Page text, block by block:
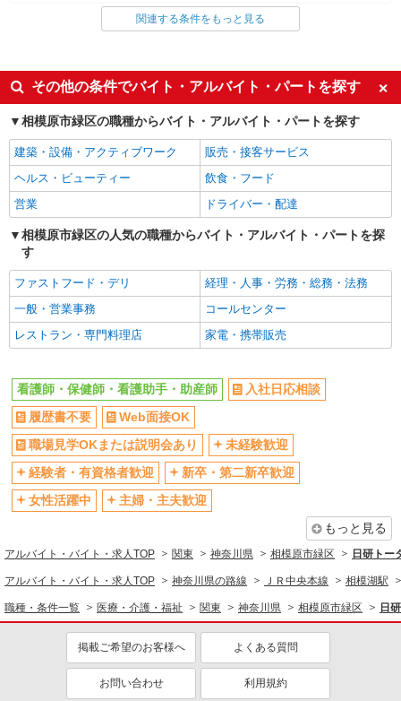
時給：2300円〜 ※資格や経験などによる
キープ 詳細を見る
職業紹介
株式会社kotrio /●YK-S-2083385
橋本駅☆医療行為なし！パートタイムの看護助
手♪未経験OK！
時給1550円〜2312円 ＜交通費全支給(ガソリ
ン代含む)＞
相模原市緑区
キープ 詳細を見る
派遣社員
株式会社kotrio /●YK-H-1613508
作業のみ！面接なし
時給1600円〜2250円 ＜日払い有/週払い有/交
通費全支給(ガソリン代含む)＞
相模原市緑区 ≪最寄り駅：橋本≫
キープ 詳細を見る
橋本駅のサ高住＊シフト融通が利くため子育て
世代から大人気♪
時給2400円〜3000円 ＜日払い有/週払い有/交
通費全支給(ガソリン代含む)＞
相模原市緑区//最寄り駅：橋本
キープ 詳細を見る
同じ雇用形態から相模湖駅の求人を探す
同じ特徴から相模湖駅の求人を探す
入社日応相談
履歴書不要
Web面接OK
職場見学OKまたは説明会あり
未経験歓迎
経験者・有資格者歓迎
新卒・第二新卒歓迎
女性活躍中
主婦・主夫歓迎
フリーター歓迎
学歴不問
ブランクOK
ミドル（40代～）活躍中
エルダー（50代～）活躍中
シニア（60代～）活躍中
昇給あり
週払い
禁煙・分煙
残業ほぼなし
転勤なし
社会保険あり
社割・特典あり
研修制度あり
同じ職種から求人を探す
医療・介護・福祉
看護師・保健師・看護助手・助産師
同じ特徴から求人を探す
未経験歓迎
ミドル（40代～）活躍中
交通費支給
社会保険あり
関連する条件をもっと見る
その他の条件でバイト・アルバイト・パートを探す
相模原市緑区の職種からバイト・アルバイト・パートを探す
建築・設備・アクティブワーク
販売・接客サービス
ヘルス・ビューティー
飲食・フード
営業
ドライバー・配達
相模原市緑区の人気の職種からバイト・アルバイト・パートを探
す
ファストフード・デリ
経理・人事・労務・総務・法務
一般・営業事務
コールセンター
レストラン・専門料理店
家電・携帯販売
看護師・保健師・看護助手・助産師
入社日応相談
履歴書不要
Web面接OK
職場見学OKまたは説明会あり
未経験歓迎
経験者・有資格者歓迎
新卒・第二新卒歓迎
女性活躍中
主婦・主夫歓迎
もっと見る
アルバイト・バイト・求人TOP 関東 神奈川県 相模原市緑区 日研トー
アルバイト・バイト・求人TOP 神奈川県の路線 ＪＲ中央本線 相模湖駅
職種・条件一覧 医療・介護・福祉 関東 神奈川県 相模原市緑区 日
掲載ご希望のお客様へ よくある質問
お問い合わせ 利用規約